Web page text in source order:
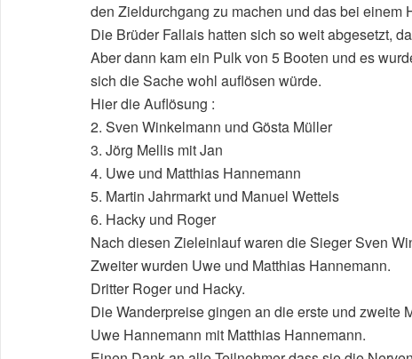
den Zieldurchgang zu machen und das bei einem
Die Brüder Fallais hatten sich so weit abgesetzt,
Aber dann kam ein Pulk von 5 Booten und es
sich die Sache wohl auflösen würde.
Hier die Auflösung :
2. Sven Winkelmann und Gösta Müller
3. Jörg Mellis mit Jan
4. Uwe und Matthias Hannemann
5. Martin Jahrmarkt und Manuel Wettels
6. Hacky und Roger
Nach diesen Zieleinlauf waren die Sieger Sven
Zweiter wurden Uwe und Matthias Hannemann.
Dritter Roger und Hacky.
Die Wanderpreise gingen an die erste und zweite
Uwe Hannemann mit Matthias Hannemann.